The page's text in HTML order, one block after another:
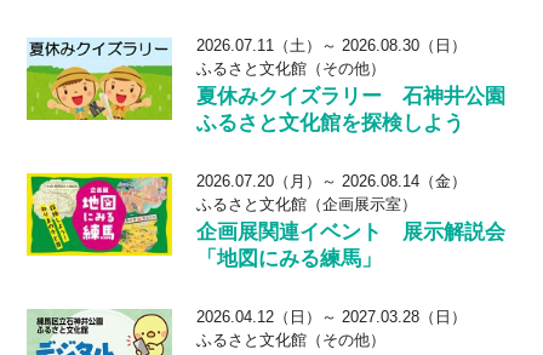
2026.07.11（土）～ 2026.08.30（日）
ふるさと文化館（その他）
夏休みクイズラリー 石神井公園
ふるさと文化館を探検しよう
2026.07.20（月）～ 2026.08.14（金）
ふるさと文化館（企画展示室）
企画展関連イベント 展示解説会
「地図にみる練馬」
2026.04.12（日）～ 2027.03.28（日）
ふるさと文化館（その他）